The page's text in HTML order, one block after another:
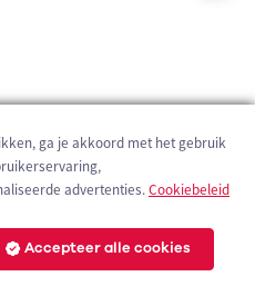
ga je akkoord met het gebruik
advertenties.Cookiebeleid
Accepteer alle cookies